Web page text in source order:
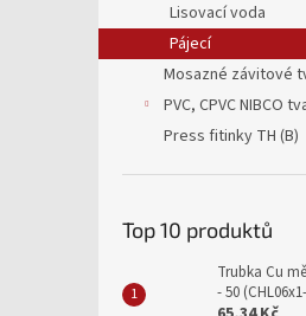
Lisovací voda
Pájecí
Mosazné závitové
PVC, CPVC NIBCO
Press fitinky TH (B)
Top 10 produktů
Trubka Cu
- 50